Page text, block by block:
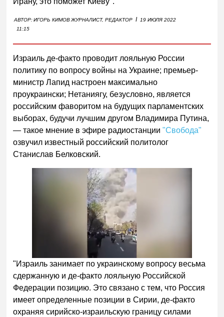
АВТОР:ИГОРЬ КИМОВЖУРНАЛИСТ, РЕДАКТОР I
19 ИЮЛЯ 2022
11:15
Израиль де-факто проводит лояльную России
политику по вопросу войны на Украине; премьер-
министр Лапид настроен максимально
проукраински; Нетаниягу, безусловно, является
российским фаворитом на будущих парламентских
выборах, будучи лучшим другом Владимира Путина,
— такое мнение в эфире радиостанции"Свобода"
озвучил известный российский политолог
Станислав Белковский.
"Израиль занимает по украинскому вопросу весьма
сдержанную и де-факто лояльную Российской
Федерации позицию. Это связано с тем, что Россия
имеет определенные позиции в Сирии, де-факто
охраняя сирийско-израильскую границу силами